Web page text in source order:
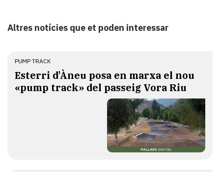
Altres notícies que et poden interessar
PUMP TRACK
Esterri d'Àneu posa en marxa el nou
«pump track» del passeig Vora Riu